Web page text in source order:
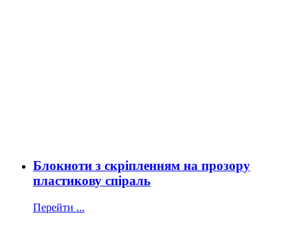
Блокноти з скріпленням на прозору
пластикову спіраль
Перейти ...